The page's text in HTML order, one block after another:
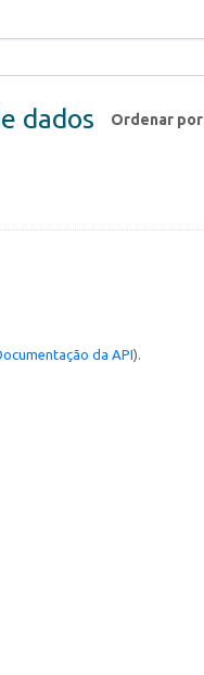
Ordenar por
dados
da API).